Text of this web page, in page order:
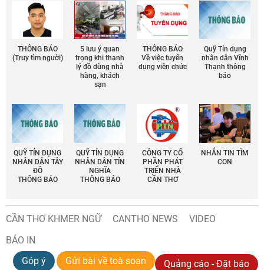
THÔNG BÁO
(Truy tìm người)
5 lưu ý quan
trọng khi thanh
lý đồ dùng nhà
hàng, khách
sạn
THÔNG BÁO
Về việc tuyển
dụng viên chức
Quỹ Tín dụng
nhân dân Vĩnh
Thạnh thông
báo
QUỸ TÍN DỤNG
NHÂN DÂN TÂY
ĐÔ
THÔNG BÁO
QUỸ TÍN DỤNG
NHÂN DÂN TÍN
NGHĨA
THÔNG BÁO
CÔNG TY CỔ
PHẦN PHÁT
TRIỂN NHÀ
CẦN THƠ
NHẮN TIN TÌM
CON
CẦN THƠ KHMER NGỮ CANTHO NEWS
VIDEO
BÁO IN
Góp ý
Gửi bài về toà soạn Quảng cáo - Đặt báo